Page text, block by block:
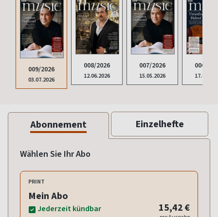
009/2026
03.07.2026
008/2026
12.06.2026
007/2026
15.05.2026
006/
Abonnement Einzelhefte
Wählen Sie Ihr Abo
PRINT
Mein Abo
Jederzeit kündbar 15,42 €